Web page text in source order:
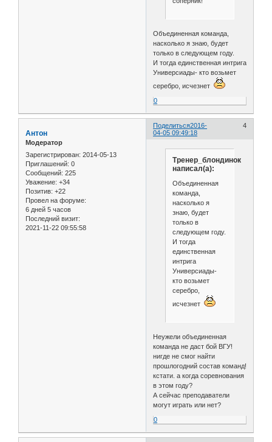
Объединенная команда,
насколько я знаю, будет
только в следующем году.
И тогда единственная интрига
Универсиады- кто возьмет
серебро, исчезнет
0
Поделиться 4
2016-
04-05 09:49:18
Антон
Модератор
Зарегистрирован: 2014-05-13
Приглашений: 0
Сообщений: 225
Уважение: +34
Позитив: +22
Провел на форуме:
6 дней 5 часов
Последний визит:
2021-11-22 09:55:58
Тренер_блондинок
написал(а):
Объединенная
команда,
насколько я
знаю, будет
только в
следующем году.
И тогда
единственная
интрига
Универсиады-
кто возьмет
серебро,
исчезнет
Неужели объединенная
команда не даст бой ВГУ!
нигде не смог найти
прошлогодний состав команд!
кстати. а когда соревнования
в этом году?
А сейчас преподаватели
могут играть или нет?
0